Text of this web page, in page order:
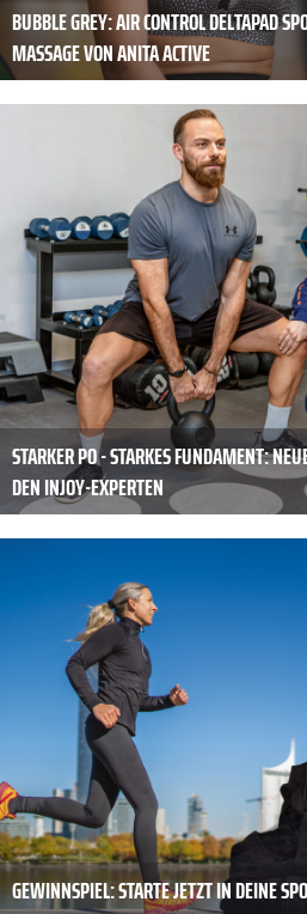
BUBBLE GREY: AIR CONTROL DELTAPAD
MASSAGE VON ANITA ACTIVE
STARKER PO - STARKES FUNDAMENT:
DEN INJOY-EXPERTEN
GEWINNSPIEL: STARTE JETZT IN DEINE